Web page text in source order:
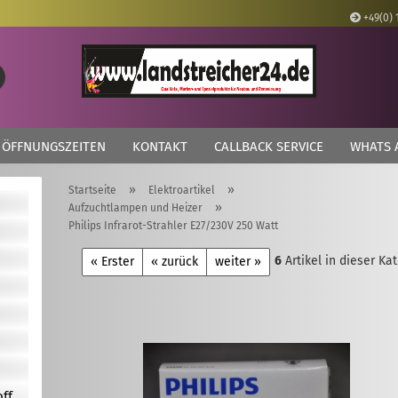
+49(0)
Lieferland
Suche...
ÖFFNUNGSZEITEN KONTAKT CALLBACK SERVICE WHATS
Startseite » Elektroartikel »
Aufzuchtlampen und Heizer »
Philips Infrarot-Strahler E27/230V 250 Watt
« Erster « zurück weiter » 6 Artikel in dieser